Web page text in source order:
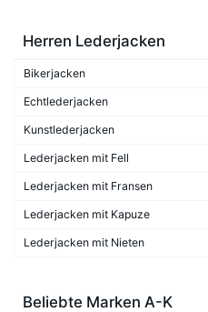
Herren Lederjacken
Bikerjacken
Echtlederjacken
Kunstlederjacken
Lederjacken mit Fell
Lederjacken mit Fransen
Lederjacken mit Kapuze
Lederjacken mit Nieten
Beliebte Marken A-K